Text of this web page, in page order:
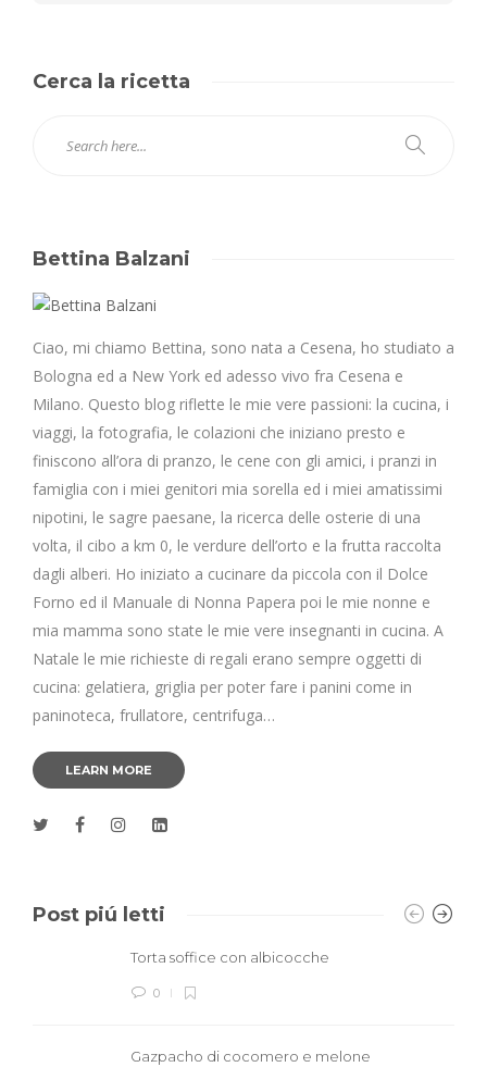
Cerca la ricetta
Bettina Balzani
Ciao, mi chiamo Bettina, sono nata a Cesena, ho studiato a
Bologna ed a New York ed adesso vivo fra Cesena e
Milano. Questo blog riflette le mie vere passioni: la cucina, i
viaggi, la fotografia, le colazioni che iniziano presto e
finiscono all’ora di pranzo, le cene con gli amici, i pranzi in
famiglia con i miei genitori mia sorella ed i miei amatissimi
nipotini, le sagre paesane, la ricerca delle osterie di una
volta, il cibo a km 0, le verdure dell’orto e la frutta raccolta
dagli alberi. Ho iniziato a cucinare da piccola con il Dolce
Forno ed il Manuale di Nonna Papera poi le mie nonne e
mia mamma sono state le mie vere insegnanti in cucina. A
Natale le mie richieste di regali erano sempre oggetti di
cucina: gelatiera, griglia per poter fare i panini come in
paninoteca, frullatore, centrifuga…
LEARN MORE
Post piú letti
Torta soffice con albicocche
0
Gazpacho di cocomero e melone